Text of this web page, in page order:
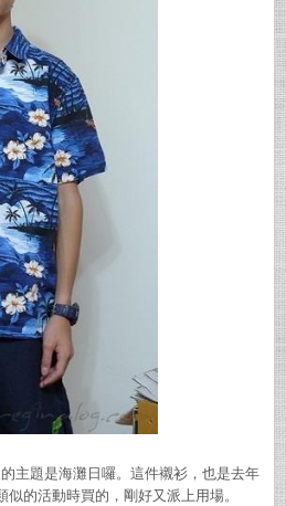
主題是海灘日囉。這件襯衫，也是去年
的活動時買的，剛好又派上用場。